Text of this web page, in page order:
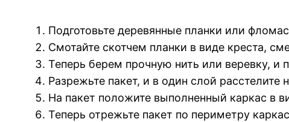
Подготовьте деревянные планки или
Смотайте скотчем планки в виде креста,
Теперь берем прочную нить или веревку, и
Разрежьте пакет, и в один слой расстелите
На пакет положите выполненный каркас в
Теперь отрежьте пакет по периметру